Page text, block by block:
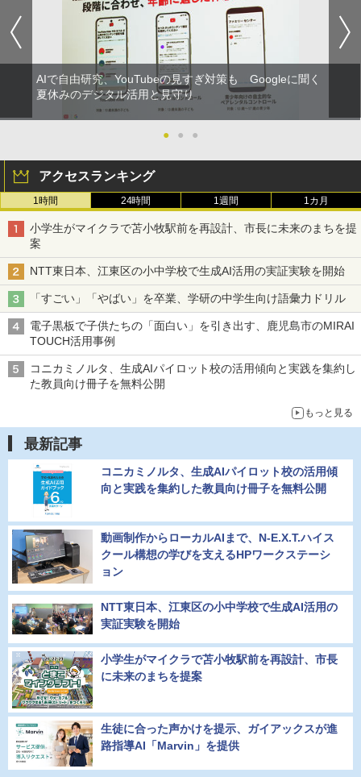
AIで自由研究、YouTubeの見すぎ対策も Googleに聞く
夏休みのデジタル活用と見守り
● ● ●
アクセスランキング
1時間 24時間 1週間 1カ月
小学生がマイクラで苫小牧駅前を再設計、市長に未来のまちを提
案
NTT東日本、江東区の小中学校で生成AI活用の実証実験を開始
「すごい」「やばい」を卒業、学研の中学生向け語彙力ドリル
電子黒板で子供たちの「面白い」を引き出す、鹿児島市のMIRAI
TOUCH活用事例
コニカミノルタ、生成AIパイロット校の活用傾向と実践を集約し
た教員向け冊子を無料公開
もっと見る
最新記事
コニカミノルタ、生成AIパイロット校の活用傾
向と実践を集約した教員向け冊子を無料公開
動画制作からローカルAIまで、N-E.X.T.ハイス
クール構想の学びを支えるHPワークステーシ
ョン
NTT東日本、江東区の小中学校で生成AI活用の
実証実験を開始
小学生がマイクラで苫小牧駅前を再設計、市長
に未来のまちを提案
生徒に合った声かけを提示、ガイアックスが進
路指導AI「Marvin」を提供